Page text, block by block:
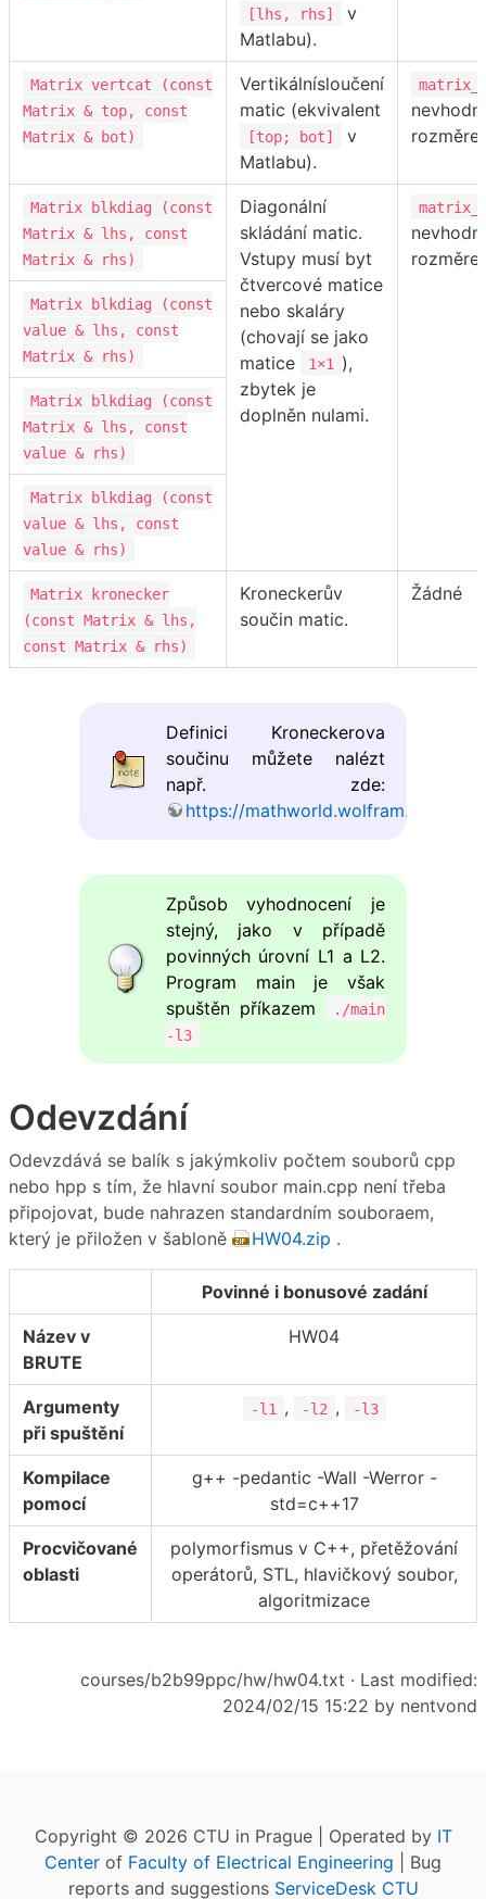
[lhs, rhs]
v
Matlabu).
Matrix vertcat (const
Matrix & top, const
Matrix & bot)
Vertikálnísloučení
matic (ekvivalent
[top; bot]
v
Matlabu).
Matrix blkdiag (const
Matrix & lhs, const
Matrix & rhs)
Diagonální
skládání matic.
Vstupy musí byt
čtvercové matice
nebo skaláry
(chovají se jako
matice
1×1
),
zbytek je
doplněn nulami.
Matrix blkdiag (const
value & lhs, const
Matrix & rhs)
Matrix blkdiag (const
Matrix & lhs, const
value & rhs)
Matrix blkdiag (const
value & lhs, const
value & rhs)
Matrix kronecker
(const Matrix & lhs,
const Matrix & rhs)
Kroneckerův
součin matic.
Žádné
Definici Kroneckerova
součinu můžete nalézt
např. zde:
https://mathworld.wolfram.com/
Způsob vyhodnocení je
stejný, jako v případě
povinných úrovní L1 a L2.
Program main je však
spuštěn příkazem
./main
-l3
Odevzdání
Odevzdává se balík s jakýmkoliv počtem souborů cpp
nebo hpp s tím, že hlavní soubor main.cpp není třeba
připojovat, bude nahrazen standardním souboraem,
který je přiložen v šabloně
HW04.zip .
Povinné i bonusové zadání
Název v
BRUTE
HW04
Argumenty
při spuštění
-l1 , -l2 , -l3
Kompilace
pomocí
g++ -pedantic -Wall -Werror -
std=c++17
Procvičované
oblasti
polymorfismus v C++, přetěžování
operátorů, STL, hlavičkový soubor,
algoritmizace
courses/b2b99ppc/hw/hw04.txt · Last modified:
2024/02/15 15:22 by nentvond
Copyright © 2026 CTU in Prague | Operated by IT
Center of Faculty of Electrical Engineering | Bug
reports and suggestions ServiceDesk CTU